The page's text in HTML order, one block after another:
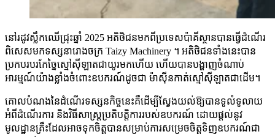
នៅរដូវស្លឹកឈើជ្រុះឆ្នាំ 2025 អតិថិជនមកពីប្រទេសប៉ាគីស្ថានបានធ្វើដំណើរ
ពិសេសមកទស្សនារោងចក្រ Taizy Machinery ។ អតិថិជនទាំងនេះបាន
ប្រកបរបរកែច្នៃស្មៅស៊ីឡាតជាយូរមកហើយ ហើយបានបង្ហាញចំណាប់
អារម្មណ៍យ៉ាងខ្លាំងចំពោះឧបករណ៍ដូចជា ម៉ាស៊ីនកាត់ស្មៅស៊ីឡាតជាដើម។
គោលបំណងនៃដំណើរទស្សនកិច្ចនេះគឺដើម្បីស្វែងយល់ឱ្យបានទូលំទូលាយ
អំពីដំណើរការ និងវិធីសាស្រ្តប្រតិបត្តិការរបស់ឧបករណ៍ ដោយផ្តល់នូវ
មូលដ្ឋានគ្រឹះដែលអាចទុកចិត្តបានសម្រាប់ការសម្រេចចិត្តទិញឧបករណ៍ជា